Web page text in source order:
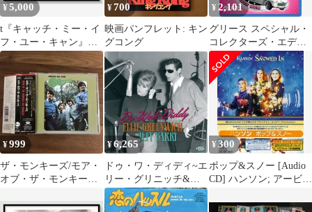
¥5,000
t『キャッチ・ミー・イ
フ・ユー・キャン』
2003年映画オリジナル
スチール写真
pt002044 スティーヴ
ン・スピルバーグ フラ
ンク・Ｗ・アバグネイ
ル レオナルド・ディカ
プリオ トム・ハンクス
クリストファー・ウォ
ーケン マーティン・シ
ーン
¥700
映画パンフレット: キン
グコング
¥ 2,101
グリース スペシャル・
コレクターズ・エディ
ション [Blu-ray]
¥999
ザ・モンキーズ/モア・
オブ・ザ・モンキー
¥6,265
ドゥ・ワ・ディディ~エ
リー・グリニッチ&ジ
ェフ・バリー作品集(中
古品)
¥300
ポップ&スノー [Audio
CD] ハンソン; アービン
ク・ハンソン; ルー・バ